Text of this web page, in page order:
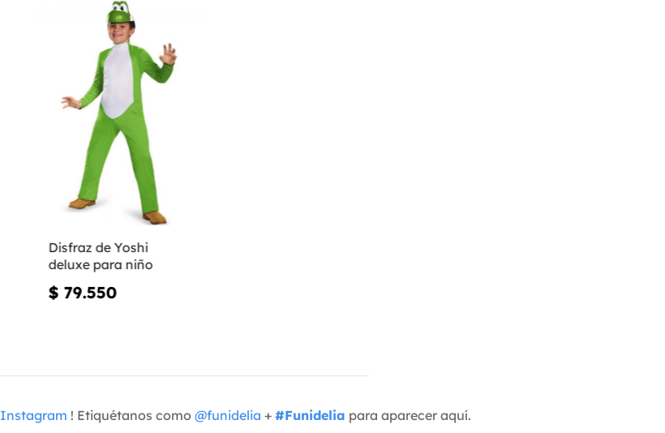
Disfraz de Yoshi
deluxe para niño
$ 79.550
Instagram ! Etiquétanos como @funidelia + #Funidelia para aparecer aquí.